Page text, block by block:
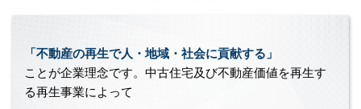
「不動産の再生で人・地域・社会に貢献する」
ことが企業理念です。 中古住宅及び不動産価値を再生す
る再生事業によって